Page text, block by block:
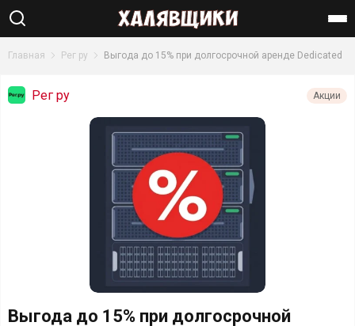
Найти
Главная Рег ру Выгода до 15% при долгосрочной аренде Dedicated
Рег ру Акции
Выгода до 15% при долгосрочной